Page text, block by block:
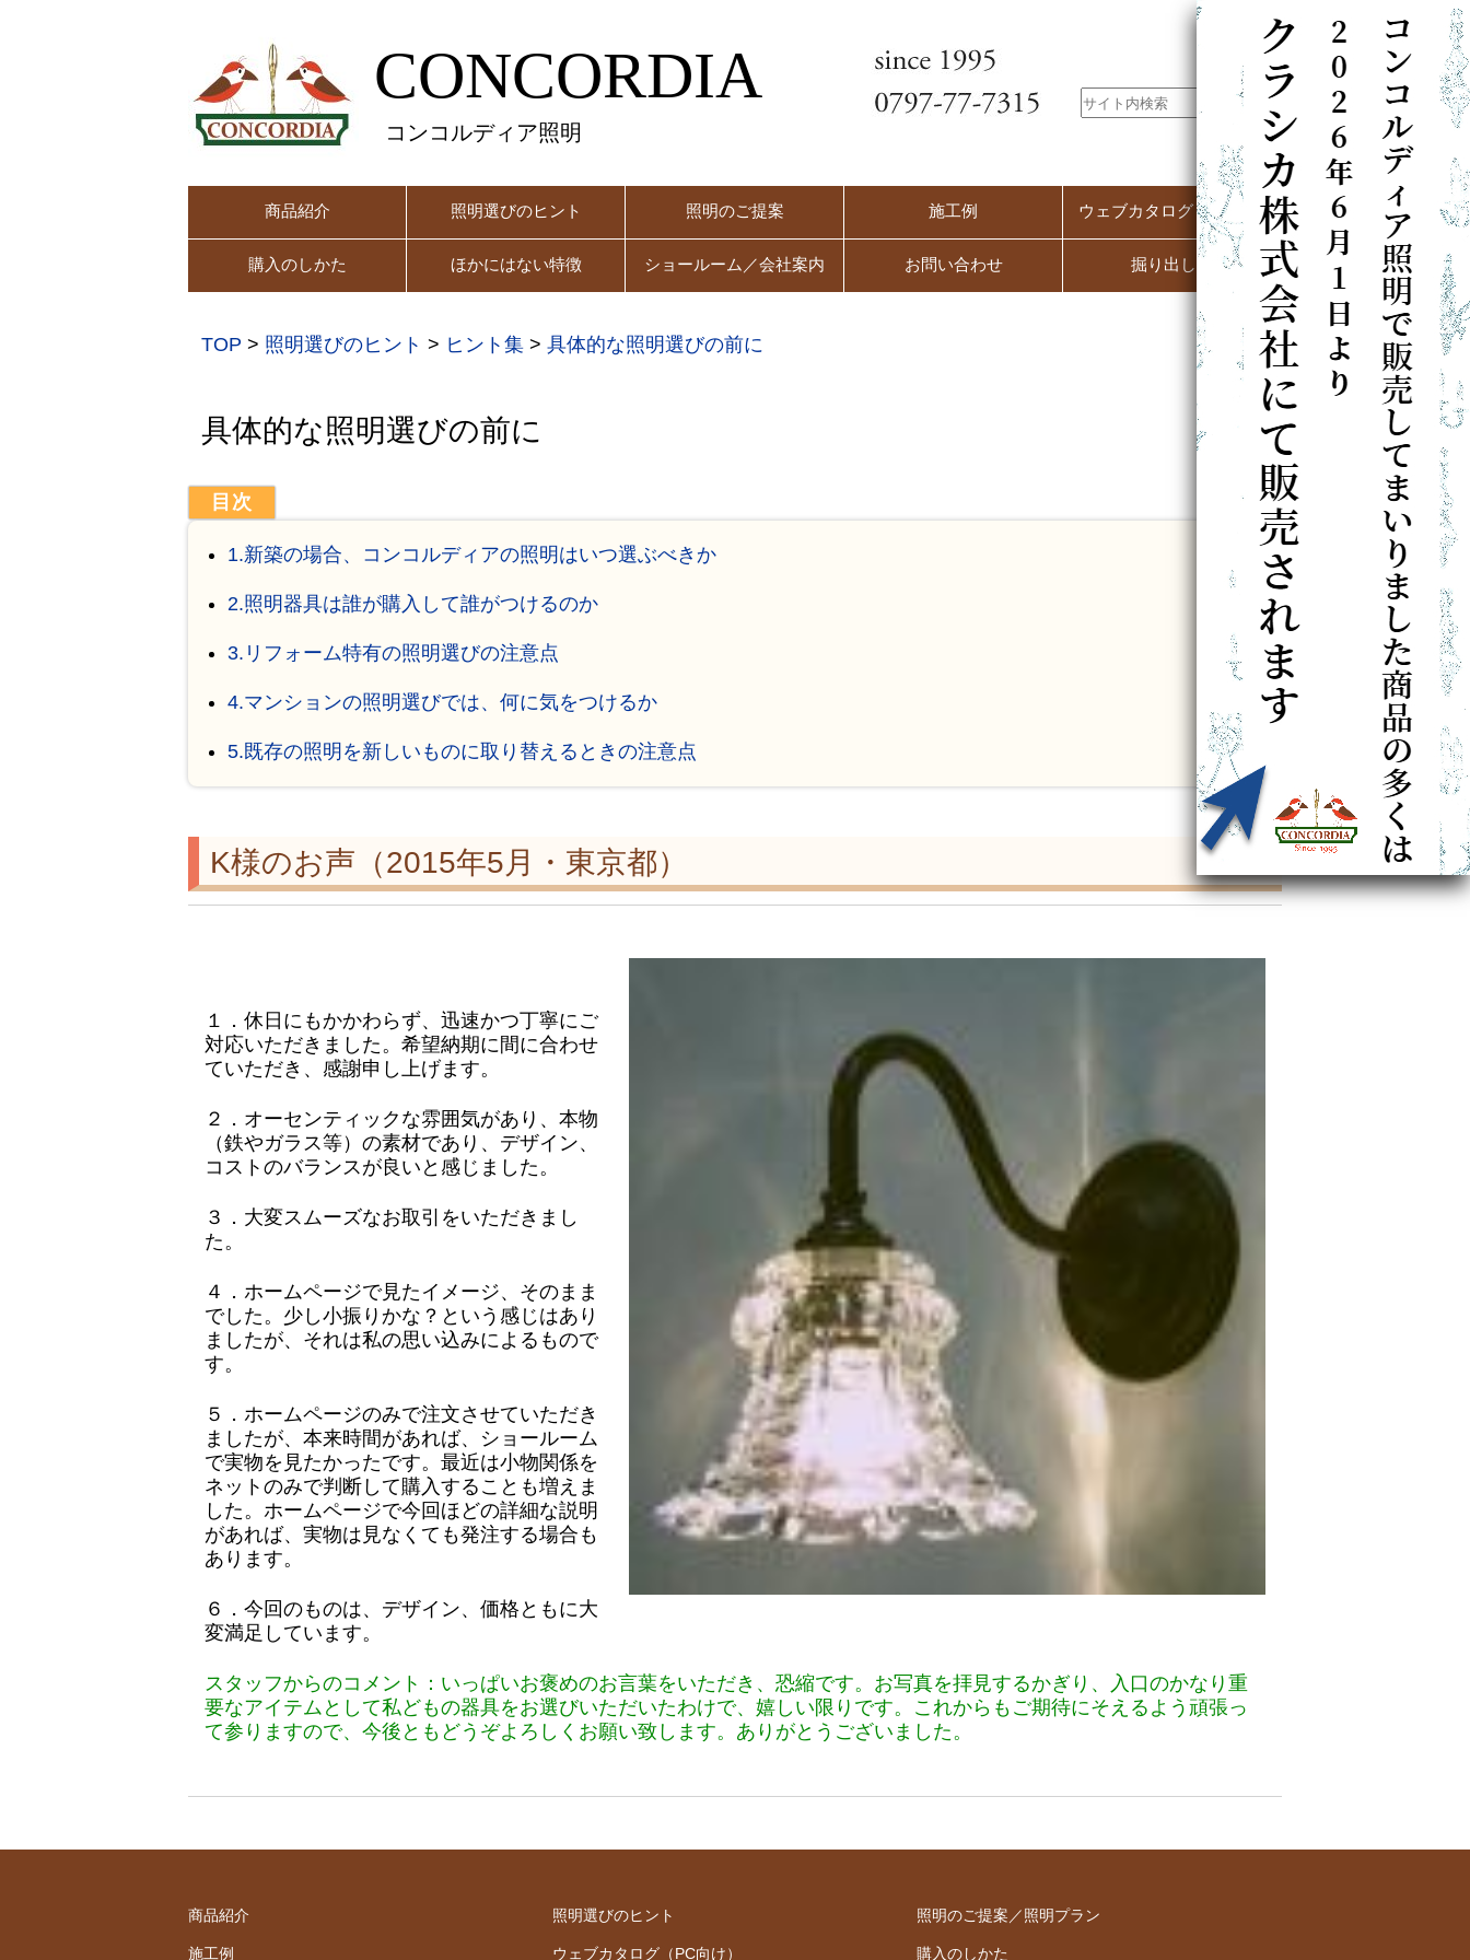
CONCORDIA
コンコルディア照明
商品紹介 照明選びのヒント 照明のご提案 施工例 ウェブカタログ（PC用）
購入のしかた ほかにはない特徴 ショールーム／会社案内 お問い合わせ 掘り出し市
TOP > 照明選びのヒント > ヒント集 > 具体的な照明選びの前に
具体的な照明選びの前に
1.新築の場合、コンコルディアの照明はいつ選ぶべきか
2.照明器具は誰が購入して誰がつけるのか
3.リフォーム特有の照明選びの注意点
4.マンションの照明選びでは、何に気をつけるか
5.既存の照明を新しいものに取り替えるときの注意点
K様のお声（2015年5月・東京都）
１．休日にもかかわらず、迅速かつ丁寧にご
対応いただきました。希望納期に間に合わせ
ていただき、感謝申し上げます。
２．オーセンティックな雰囲気があり、本物
（鉄やガラス等）の素材であり、デザイン、
コストのバランスが良いと感じました。
３．大変スムーズなお取引をいただきまし
た。
４．ホームページで見たイメージ、そのまま
でした。少し小振りかな？という感じはあり
ましたが、それは私の思い込みによるもので
す。
５．ホームページのみで注文させていただき
ましたが、本来時間があれば、ショールーム
で実物を見たかったです。最近は小物関係を
ネットのみで判断して購入することも増えま
した。ホームページで今回ほどの詳細な説明
があれば、実物は見なくても発注する場合も
あります。
６．今回のものは、デザイン、価格ともに大
変満足しています。
スタッフからのコメント：いっぱいお褒めのお言葉をいただき、恐縮です。お写真を拝見するかぎり、入口のかなり重
要なアイテムとして私どもの器具をお選びいただいたわけで、嬉しい限りです。これからもご期待にそえるよう頑張っ
て参りますので、今後ともどうぞよろしくお願い致します。ありがとうございました。
商品紹介 照明選びのヒント 照明のご提案／照明プラン
施工例 ウェブカタログ（PC向け） 購入のしかた